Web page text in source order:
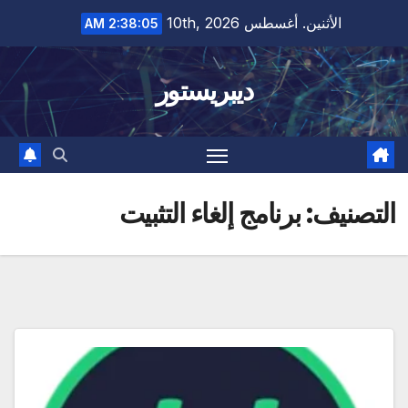
content
الأثنين. أغسطس 10th, 2026 2:38:06 AM
ديبريستور
التصنيف:برنامج إلغاء التثبيت